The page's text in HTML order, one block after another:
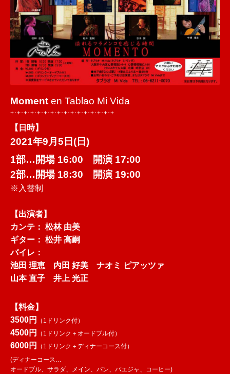
Moment en Tablao Mi Vida
+･+･+･+･+･+･+･+･+･+･+･+･+･+･+･+
【日時】
2021年9月5日(日)
1部…開場 16:00 開演 17:00
2部…開場 18:30 開演 19:00
※入替制
【出演者】
カンテ： 松林 由美
ギター： 松井 高嗣
バイレ：
池田 理恵 内田 好美 ナオミ ピアッツァ
山本 直子 井上 光正
【料金】
3500円
（1ドリンク付）
4500円 （1ドリンク＋オードブル付）
6000円
（1ドリンク＋ディナーコース付）
(ディナーコース…
オードブル、サラダ、メイン、パン、パエジャ、コーヒー)